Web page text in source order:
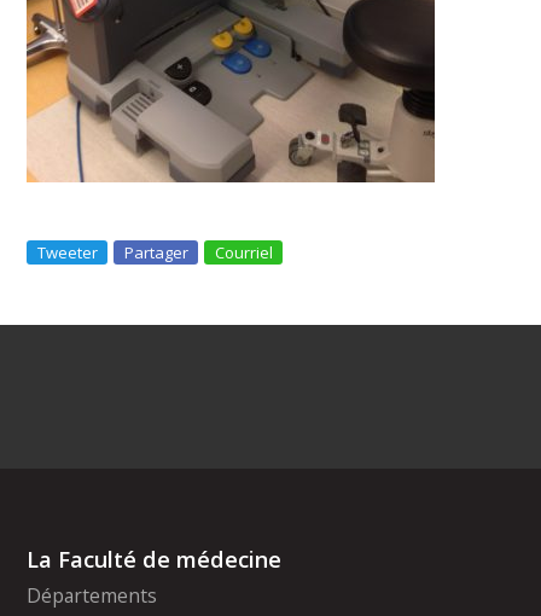
Tweeter Partager Courriel
La Faculté de médecine
Départements